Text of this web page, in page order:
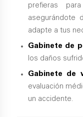
prefieras
asegurándote
adapte a tus
Gabinete de
los daños
Gabinete de
evaluación
un accidente.